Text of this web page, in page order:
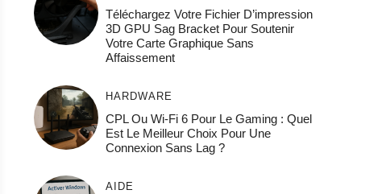
Téléchargez Votre Fichier D’impression
3D GPU Sag Bracket Pour Soutenir
Votre Carte Graphique Sans
Affaissement
HARDWARE
CPL Ou Wi-Fi 6 Pour Le Gaming : Quel
Est Le Meilleur Choix Pour Une
Connexion Sans Lag ?
AIDE